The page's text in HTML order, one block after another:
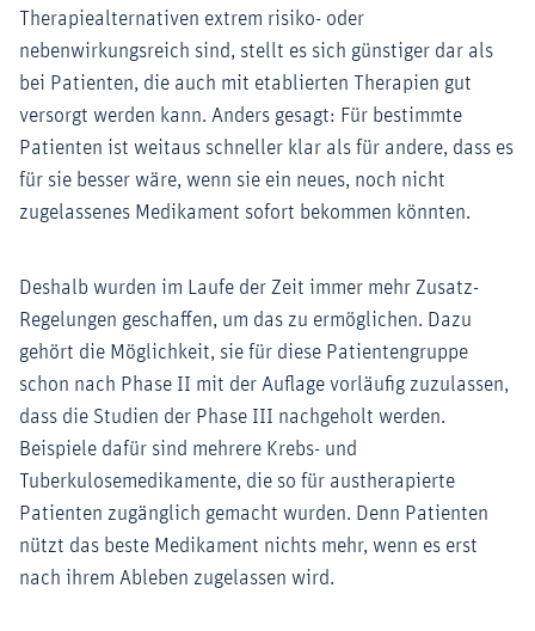
Therapiealternativen extrem risiko- oder
nebenwirkungsreich sind, stellt es sich günstiger dar als
bei Patienten, die auch mit etablierten Therapien gut
versorgt werden kann. Anders gesagt: Für bestimmte
Patienten ist weitaus schneller klar als für andere, dass es
für sie besser wäre, wenn sie ein neues, noch nicht
zugelassenes Medikament sofort bekommen könnten.
Deshalb wurden im Laufe der Zeit immer mehr Zusatz-
Regelungen geschaffen, um das zu ermöglichen. Dazu
gehört die Möglichkeit, sie für diese Patientengruppe
schon nach Phase II mit der Auflage vorläufig zuzulassen,
dass die Studien der Phase III nachgeholt werden.
Beispiele dafür sind mehrere Krebs- und
Tuberkulosemedikamente, die so für austherapierte
Patienten zugänglich gemacht wurden. Denn Patienten
nützt das beste Medikament nichts mehr, wenn es erst
nach ihrem Ableben zugelassen wird.